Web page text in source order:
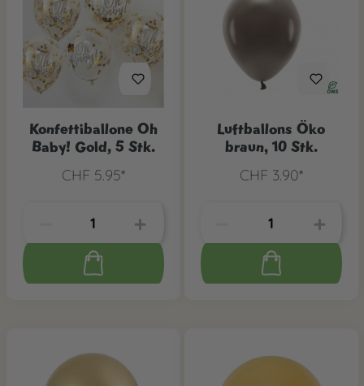
Konfettiballone Oh
Baby! Gold, 5 Stk.
CHF 5.95*
Luftballons Öko
braun, 10 Stk.
CHF 3.90*